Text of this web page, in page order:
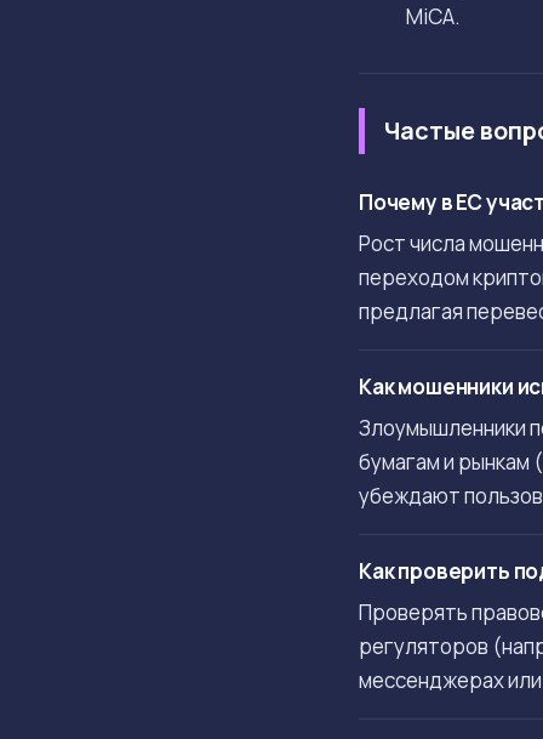
MiCA.
Частые
Почему в ЕС
Рост числа
переходом
предлагая
Как мошенники
Злоумышленники
бумагам и рынкам
убеждают
Как проверить
Проверять
регуляторов
мессенджерах